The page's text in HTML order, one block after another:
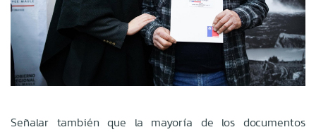
Señalar también que la mayoría de los documentos